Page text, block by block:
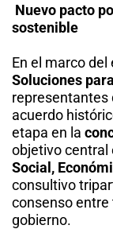
Nuevo pacto
sostenible
En el marco del
Soluciones
representantes
acuerdo
etapa en la
objetivo central
Social,
consultivo
consenso
gobierno.